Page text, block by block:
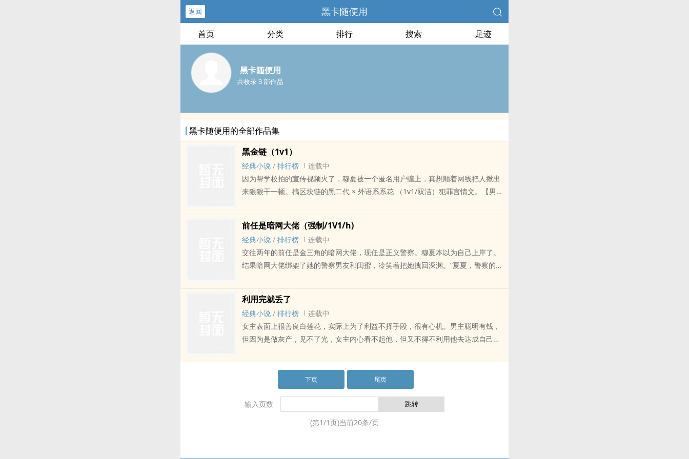
返回 黑卡随便用
首页 分类 排行 搜索 足迹
黑卡随便用
共收录 3 部作品
黑卡随便用的全部作品集
黑金链（1v1）
经典小说 / 排行榜
连载中
因为帮学校拍的宣传视频火了，穆夏被一个匿名用户缠上，真想顺着网线把人揪出
来狠狠干一顿。搞区块链的黑二代 × 外语系系花 （1v1/双洁）犯罪言情文。【男主
人物或自己的理解，我都会认真看，也会特别开心??
前任是暗网大佬（强制/1V1/h)
经典小说 / 排行榜
连载中
交往两年的前任是金三角的暗网大佬，现任是正义警察。穆夏本以为自己上岸了。
结果暗网大佬绑架了她的警察男友和闺蜜，冷笑着把她拽回深渊。“夏夏，警察的棍
点，会利用加密货币和暗网来扩展事业。小说会涉及到一些IT相关知识和暗网的见
闻，男主是典型的法外狂徒，三观超级不正，切勿当真！2. 男洁（身心唯一），女
不洁（分手后交往过警察男友且有实操）3. 属性：强制爱/金三角/破镜重圆（？）
**大家的收藏和留言是我最大的动力**
利用完就丢了
经典小说 / 排行榜
连载中
女主表面上很善良白莲花，实际上为了利益不择手段，很有心机。男主聪明有钱，
但因为是做灰产，见不了光，女主内心看不起他，但又不得不利用他去达成自己一
下页 尾页
输入页数
(第1/1页)当前20条/页